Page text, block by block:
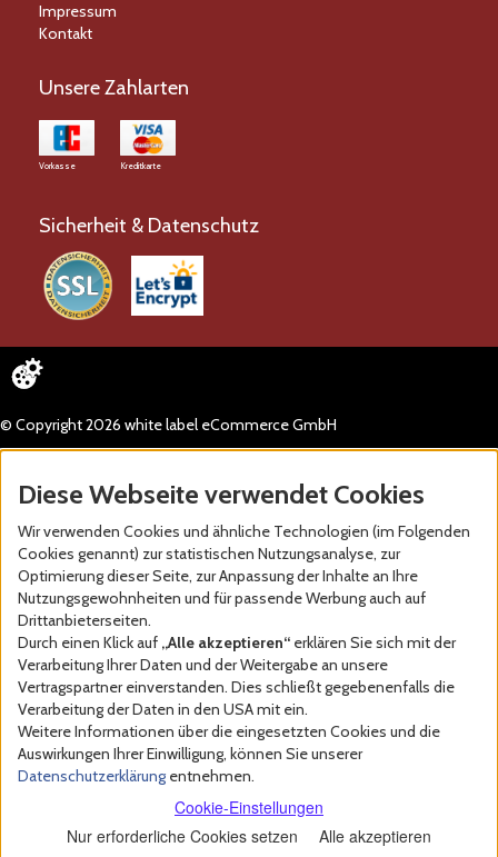
Impressum
Kontakt
Unsere Zahlarten
Vorkasse Kreditkarte
Sicherheit & Datenschutz
© Copyright 2026 white label eCommerce GmbH
Diese Webseite verwendet Cookies
Wir verwenden Cookies und ähnliche Technologien (im Folgenden
Cookies genannt) zur statistischen Nutzungsanalyse, zur
Optimierung dieser Seite, zur Anpassung der Inhalte an Ihre
Nutzungsgewohnheiten und für passende Werbung auch auf
Drittanbieterseiten.
Durch einen Klick auf „Alle akzeptieren“ erklären Sie sich mit der
Verarbeitung Ihrer Daten und der Weitergabe an unsere
Vertragspartner einverstanden. Dies schließt gegebenenfalls die
Verarbeitung der Daten in den USA mit ein.
Weitere Informationen über die eingesetzten Cookies und die
Auswirkungen Ihrer Einwilligung, können Sie unserer
Datenschutzerklärung entnehmen.
Cookie-Einstellungen
Nur erforderliche Cookies setzen
Alle akzeptieren